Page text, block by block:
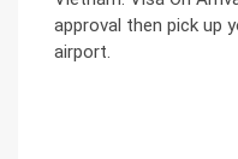
approval then pick up
airport.